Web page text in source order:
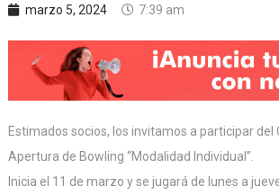
marzo 5, 2024 7:39 am
Estimados socios, los invitamos a participar del
Apertura de Bowling “Modalidad Individual”.
Inicia el 11 de marzo y se jugará de lunes a